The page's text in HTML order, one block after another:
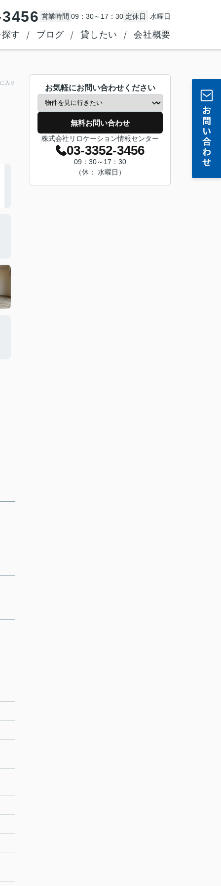
営業時間 09：30～17：30 定休日 水曜日
す ブログ 貸したい 会社概要
入り
お気軽にお問い合わせください
無料お問い合わせ
株式会社リロケーション情報センター
03-3352-3456
09：30～17：30
（休： 水曜日）